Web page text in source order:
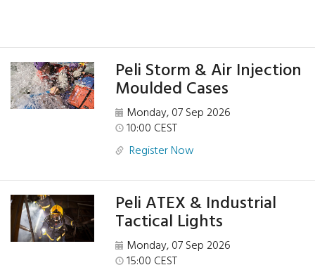
Peli Storm & Air Injection
Moulded Cases
Monday, 07 Sep 2026
10:00 CEST
Register Now
Peli ATEX & Industrial
Tactical Lights
Monday, 07 Sep 2026